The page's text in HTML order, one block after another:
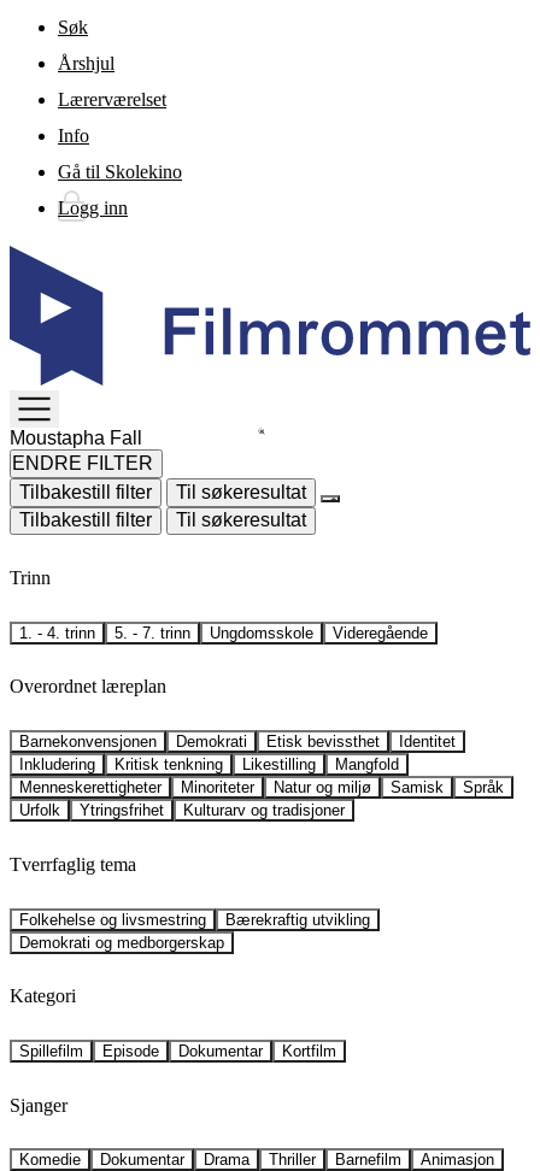
Gå til hovedinnhold
Søk
Årshjul
Lærerværelset
Info
Gå til Skolekino
Logg inn
TOGGLE
MENU
ENDRE FILTER
Tilbakestill filter
Til søkeresultat
Tilbakestill filter
Til søkeresultat
Trinn
1. - 4. trinn 5. - 7. trinn Ungdomsskole Videregående
Overordnet læreplan
Barnekonvensjonen Demokrati Etisk bevissthet
Identitet
Inkludering
Kritisk tenkning Likestilling
Mangfold
Menneskerettigheter
Minoriteter Natur og miljø Samisk
Språk
Urfolk
Ytringsfrihet Kulturarv og tradisjoner
Tverrfaglig tema
Folkehelse og livsmestring
Bærekraftig utvikling
Demokrati og medborgerskap
Kategori
Spillefilm Episode Dokumentar Kortfilm
Sjanger
Komedie Dokumentar Drama Thriller Barnefilm
Animasjon